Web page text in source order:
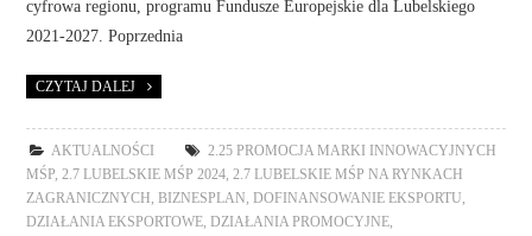
cyfrowa regionu, programu Fundusze Europejskie dla Lubelskiego
2021-2027. Poprzednia
CZYTAJ DALEJ
AKTUALNOŚCI
2.25 PROMOCJA MARKI INNOWACYJNYCH
MŚP 2.7 LUBELSKIE MŚP 2024 2.7 LUBELSKIE MŚP NA RYNKACH
ZAGRANICZNYCH ,BIZNESPLAN ,DOFINANSOWANIE EKSPORTU
DZIAŁANIA EKSPORTOWE ,DZIAŁANIA PROMOCYJNE